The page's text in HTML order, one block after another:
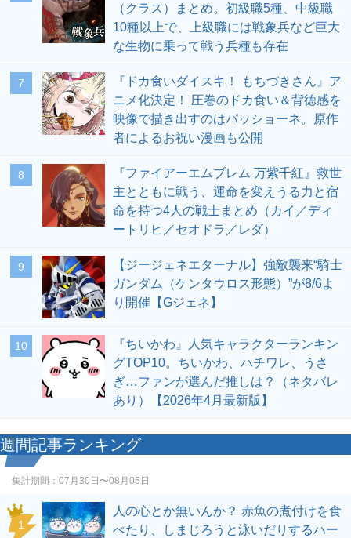
（クラス）まとめ。初級職5種、中級職
10種以上で、上級職には戦象兵など巨大
な生物に乗って戦う兵種も存在
7
『ドカ食いダイスキ！ もちづきさん』ア
ニメ化決定！ 圧巻のドカ食い＆背徳感を
映像で描き出すのはパッショーネ。原作
者によるお祝い漫画も公開
8
『ファイアーエムブレム 万紫千紅』救世
主とともに戦う、運命を変えうる力と宿
命を持つ4人の戦士まとめ（カイ／ディ
ートリヒ／セオドラ／レダ）
9
【ジージェネエターナル】強敵襲来“騎士
ガンダム（ケンタウロス形態）”が8/6よ
り開催【Gジェネ】
10
『ちいかわ』人気キャラクターランキン
グTOP10。ちいかわ、ハチワレ、うさ
ぎ…ファンが選んだ推しは？（ネタバレ
あり）【2026年4月最新版】
週間記事ランキング
集計期間： 07月30日〜08月05日
1
人の心とか無いんか？ 赤魚の煮付けを食
べたり、しまじろうと泳いだりするハー